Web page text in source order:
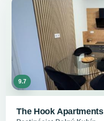
9.7
The Hook Apartments